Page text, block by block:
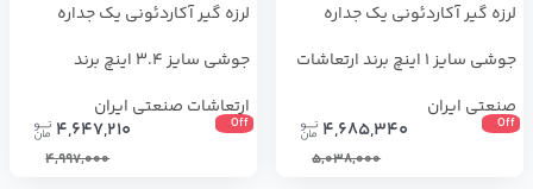
لرزه گیر آکاردئونی یک جداره
جوشی سایز 1 اینچ برند ارتعاشات
صنعتی ایران
Off
4,685,340
5,038,000
لرزه گیر آکاردئونی یک جداره
جوشی سایز 3.4 اینچ برند
ارتعاشات صنعتی ایران
Off
4,647,210
4,997,000